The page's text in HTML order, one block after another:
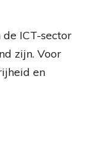
ICT-sector
zijn. Voor
en